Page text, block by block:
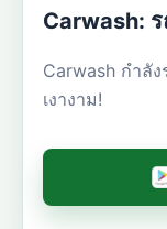
Carwash:
Carwash กำลั
เงางาม!